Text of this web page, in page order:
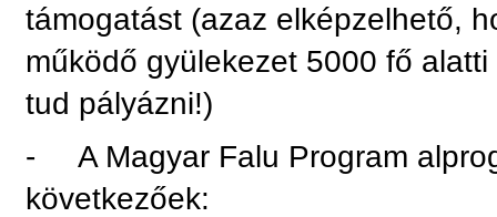
támogatást (azaz elképzelhető,
működő gyülekezet 5000 fő
tud pályázni!)
- A Magyar Falu Program
következőek: